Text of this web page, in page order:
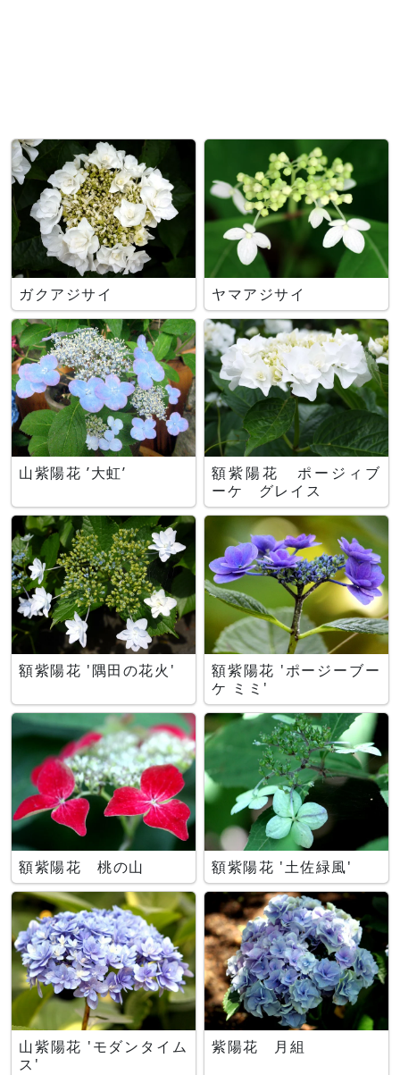
ガクアジサイ ヤマアジサイ
山紫陽花 ’大虹’
額紫陽花 ポージィブ
ーケ グレイス
額紫陽花 '隅田の花火'
額紫陽花 'ポージーブー
ケ ミミ'
額紫陽花 桃の山 額紫陽花 '土佐緑風'
山紫陽花 'モダンタイム
ス'
紫陽花 月組